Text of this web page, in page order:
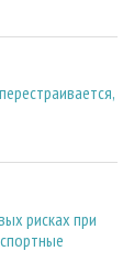
рисках при